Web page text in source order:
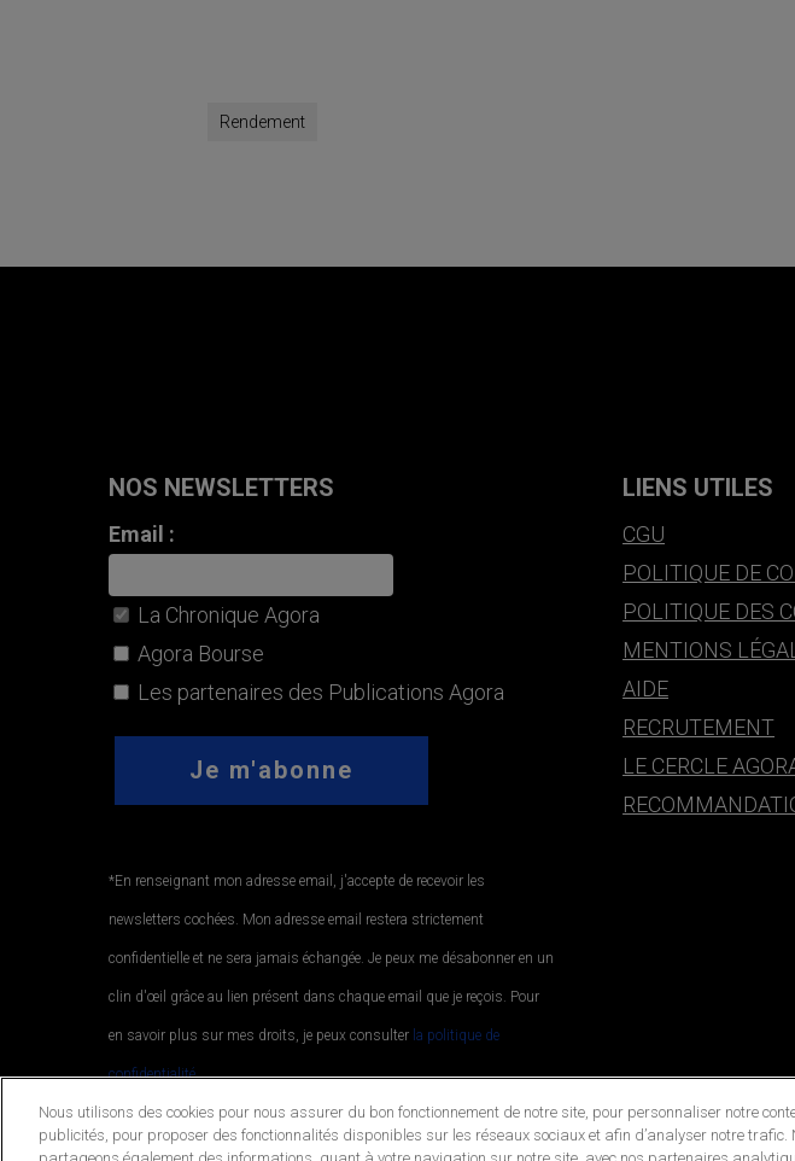
Rendement
NOS NEWSLETTERS
Email :
La Chronique Agora
Agora Bourse
Les partenaires des Publications Agora
*En renseignant mon adresse email, j'accepte de recevoir les
newsletters cochées. Mon adresse email restera strictement
confidentielle et ne sera jamais échangée. Je peux me désabonner en un
clin d'œil grâce au lien présent dans chaque email que je reçois. Pour
en savoir plus sur mes droits, je peux consulter la politique de
confidentialité..
LIENS UTILES
CGU
POLITIQUE DE
POLITIQUE DES
MENTIONS
AIDE
RECRUTEMENT
LE CERCLE
Nous utilisons des cookies pour nous assurer du bon fonctionnement de notre site, pour personnaliser notre
publicités, pour proposer des fonctionnalités disponibles sur les réseaux sociaux et afin d’analyser notre trafic.